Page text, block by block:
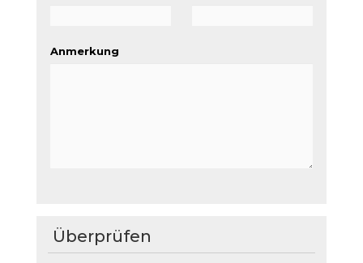
Anmerkung
Überprüfen